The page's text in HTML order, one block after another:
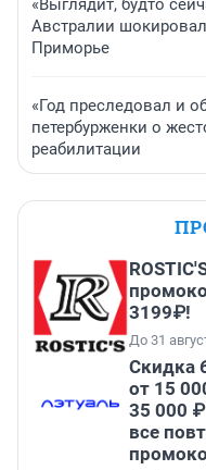
«Выглядит, будто
Австралии
Приморье
«Год преследовал и
петербурженки о
реабилитации
3199₽!
До 31
Скидка
от 15
35 000
все